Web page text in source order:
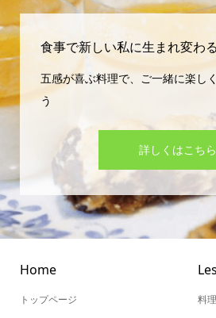
五感が喜ぶ料理で、ご一緒に楽し
う
詳しくはこちら
コンセプト
マ